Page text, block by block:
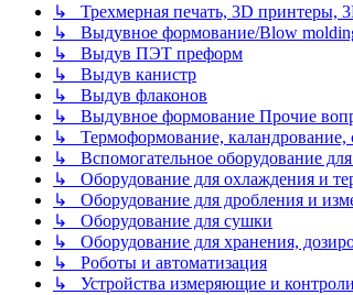
↳ Трехмерная печать, 3D принтеры,
↳ Выдувное формование/Blow
↳ Выдув ПЭТ преформ
↳ Выдув канистр
↳ Выдув флаконов
↳ Выдувное формование Прочие
↳ Термоформование, каландрование,
↳ Вспомогательное оборудование
↳ Оборудование для охлаждения и
↳ Оборудование для дробления и
↳ Оборудование для сушки
↳ Оборудование для хранения,
↳ Роботы и автоматизация
↳ Устройства измеряющие и